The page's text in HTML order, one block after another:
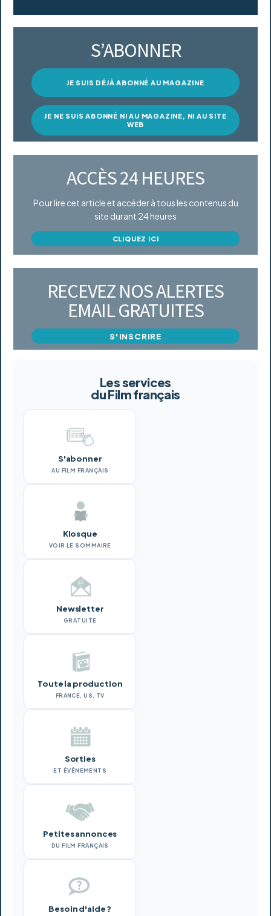
S’ABONNER
JE SUIS DÉJÀ ABONNÉ AU MAGAZINE
JE NE SUIS ABONNÉ NI AU MAGAZINE, NI AU SITE
WEB
ACCÈS 24 HEURES
Pour lire cet article et accéder à tous les contenus du
site durant 24 heures
CLIQUEZ ICI
RECEVEZ NOS ALERTES
EMAIL GRATUITES
S'INSCRIRE
Les services
du Film français
S'abonner
AU FILM FRANÇAIS
Kiosque
VOIR LE SOMMAIRE
Newsletter
GRATUITE
Toute la production
FRANCE, US, TV
Sorties
ET ÉVÉNEMENTS
Petites annonces
DU FILM FRANÇAIS
Besoin d'aide ?